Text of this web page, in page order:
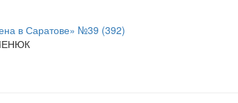
в Саратове» №39 (392)